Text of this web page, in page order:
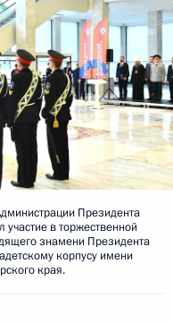
Президента
в торжественной
знамени Президента
корпусу имени
края.